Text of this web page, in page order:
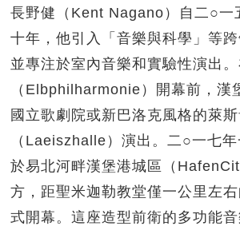
長野健（Kent Nagano）自二○一
十年，他引入「音樂與科學」等跨
並專注於室內音樂和實驗性演出
（Elbphilharmonie）開幕前，漢
國立歌劇院或新巴洛克風格的萊
（Laeiszhalle）演出。二○一七
於易北河畔漢堡港城區（
方，距聖米迦勒教堂僅一公里左
式開幕。這座造型前衛的多功能